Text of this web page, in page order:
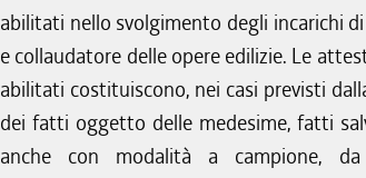
abilitati nello svolgimento degli incarichi
e collaudatore delle opere edilizie. Le
abilitati costituiscono, nei casi previsti
dei fatti oggetto delle medesime, fatti
anche con modalità a campione,